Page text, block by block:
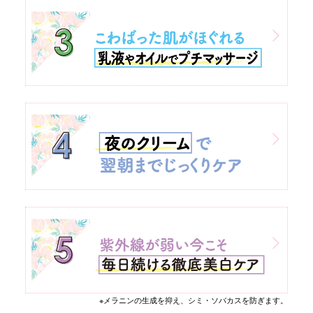
※メラニンの生成を抑え、シミ・ソバカスを防ぎます。